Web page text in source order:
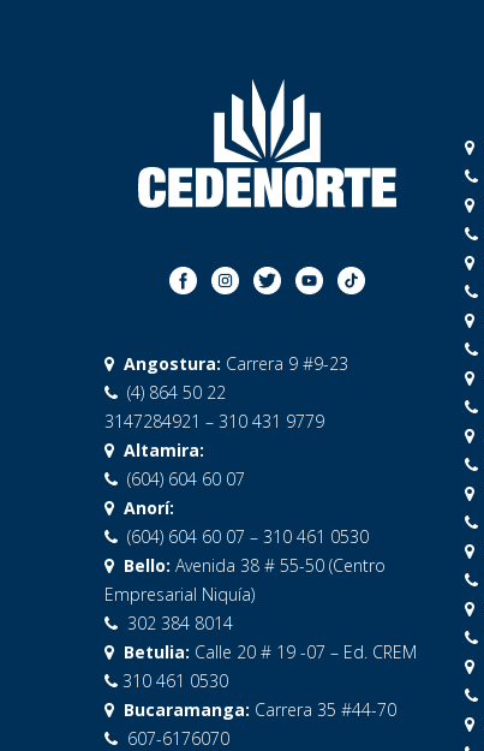
Angostura: Carrera 9 #9-23
(4) 864 50 22
3147284921 – 310 431 9779
Altamira:
(604) 604 60 07
Anorí:
(604) 604 60 07 – 310 461 0530
Bello: Avenida 38 # 55-50 (Centro
Empresarial Niquía)
302 384 8014
Betulia: Calle 20 # 19 -07 – Ed. CREM
310 461 0530
Bucaramanga: Carrera 35 #44-70
607-6176070